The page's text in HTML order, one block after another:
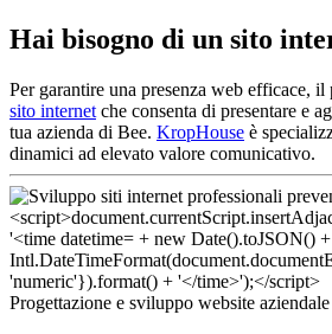
Hai bisogno di un sito
Per garantire una presenza web efficace, il
sito internet che consenta di presentare e
tua azienda di Bee. KropHouse è
dinamici ad elevato valore comunicativo.
Progettazione e sviluppo website aziendale